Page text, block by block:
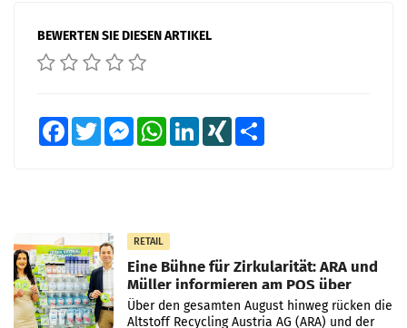
BEWERTEN SIE DIESEN ARTIKEL
FacebookTwitter MessengerWhatsAppLinkedInXING
RETAIL
Eine Bühne für Zirkularität: ARA und
Müller informieren am POS über
Kreislauffähigkeit
Über den gesamten August hinweg rücken die
Altstoff Recycling Austria AG (ARA) und der